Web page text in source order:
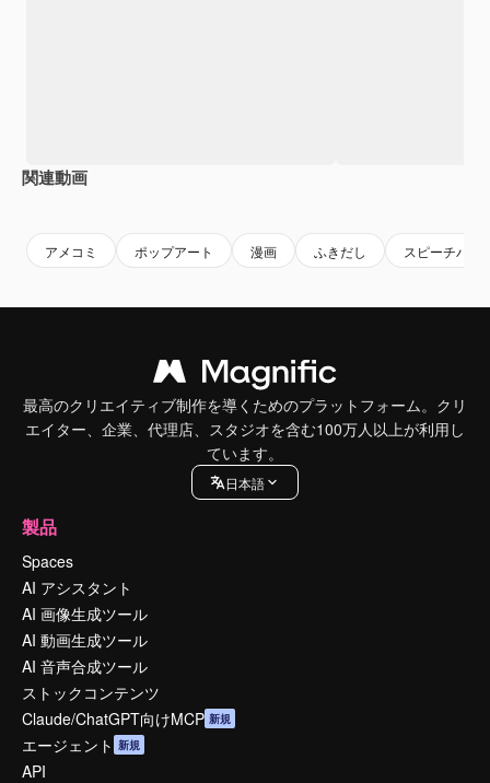
関連動画
アメコミ ポップアート 漫画 ふきだし スピーチバブ
最高のクリエイティブ制作を導くためのプラットフォーム。クリ
エイター、企業、代理店、スタジオを含む100万人以上が利用し
ています。
日本語
製品
Spaces
AI アシスタント
AI 画像生成ツール
AI 動画生成ツール
AI 音声合成ツール
ストックコンテンツ
Claude/ChatGPT向けMCP 新規
エージェント 新規
API